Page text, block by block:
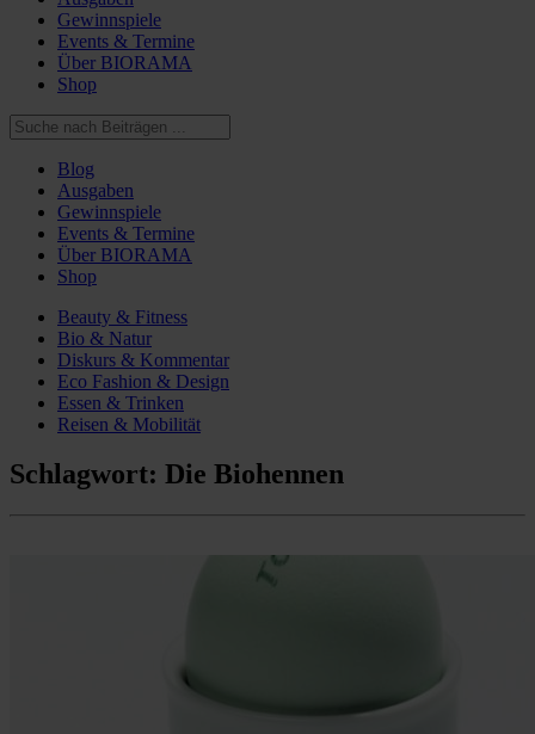
Gewinnspiele
Events & Termine
Über BIORAMA
Shop
Blog
Ausgaben
Gewinnspiele
Events & Termine
Über BIORAMA
Shop
Beauty & Fitness
Bio & Natur
Diskurs & Kommentar
Eco Fashion & Design
Essen & Trinken
Reisen & Mobilität
Schlagwort: Die Biohennen